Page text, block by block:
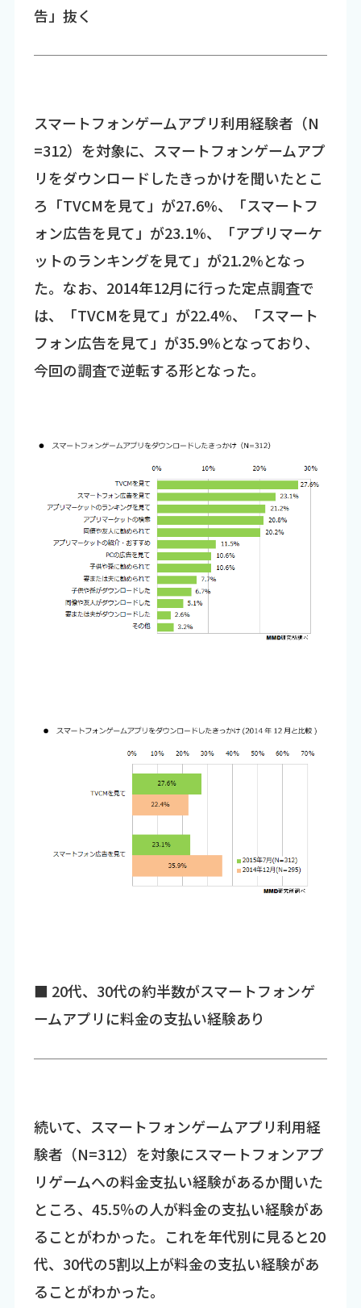
告」抜く
スマートフォンゲームアプリ利用経験者（N
=312）を対象に、スマートフォンゲームアプ
リをダウンロードしたきっかけを聞いたとこ
ろ「TVCMを見て」が27.6%、「スマートフ
ォン広告を見て」が23.1%、「アプリマーケ
ットのランキングを見て」が21.2%となっ
た。なお、2014年12月に行った定点調査で
は、「TVCMを見て」が22.4%、「スマート
フォン広告を見て」が35.9%となっており、
今回の調査で逆転する形となった。
■ 20代、30代の約半数がスマートフォンゲ
ームアプリに料金の支払い経験あり
続いて、スマートフォンゲームアプリ利用経
験者（N=312）を対象にスマートフォンアプ
リゲームへの料金支払い経験があるか聞いた
ところ、45.5％の人が料金の支払い経験があ
ることがわかった。これを年代別に見ると20
代、30代の5割以上が料金の支払い経験があ
ることがわかった。